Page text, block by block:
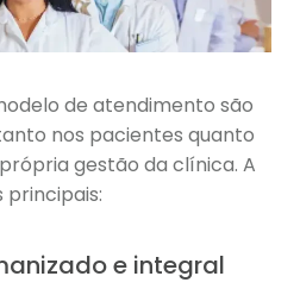
de atendimento são
nos pacientes quanto
gestão da clínica. A
principais:
e integral